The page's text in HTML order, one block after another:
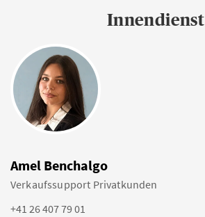
Innendienst
Amel Benchalgo
Verkaufssupport Privatkunden
+41 26 407 79 01